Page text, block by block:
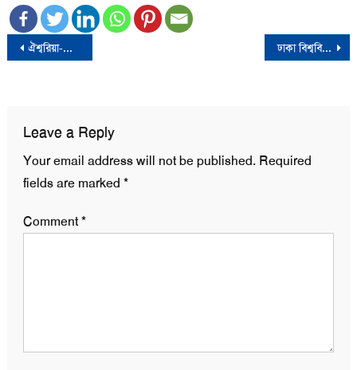
Post
ঐশ্বরিয়া-অভিষেকের বিচ্ছেদ চূড়ান্ত করার ইঙ্গিত অমিতাভ বচ্চনের! ঢাকা বিশ্ববিদ্যালয়ে ভর্তি পরীক্ষা ২৩ ফেব্রুয়ারি
Leave a Reply
Your email address will not be published. Required
fields are marked *
Comment*